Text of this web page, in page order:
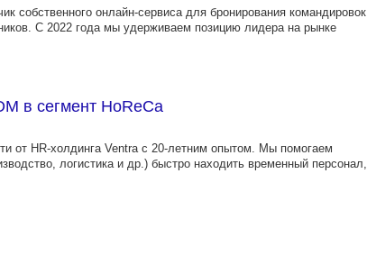
собственного онлайн-сервиса для бронирования командировок
С 2022 года мы удерживаем позицию лидера на рынке
в сегмент HoReCa
от HR-холдинга Ventra с 20-летним опытом. Мы помогаем
логистика и др.) быстро находить временный персонал,